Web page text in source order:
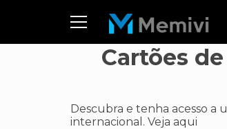
Cartões
Descubra e tenha acesso a
internacional. Veja aqui